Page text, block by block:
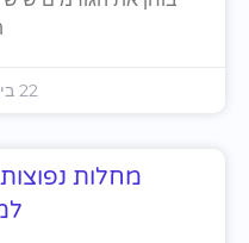
22 בינואר 2025
מחלות